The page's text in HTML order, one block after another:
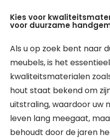
Kies voor
voor duurzame
Als u op zoek bent naar
meubels, is het
kwaliteitsmaterialen
hout staat bekend om
uitstraling, waardoor uw
leven lang meegaat,
behoudt door de jaren